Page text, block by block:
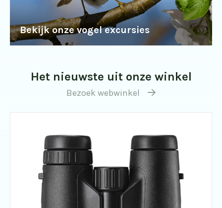
Bekijk onze vogel excursies
Het nieuwste uit onze winkel
Bezoek webwinkel